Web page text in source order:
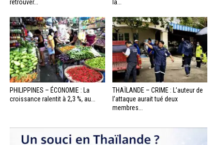
retrouver...
la...
PHILIPPINES – ÉCONOMIE : La
croissance ralentit à 2,3 %, au...
THAÏLANDE – CRIME : L’auteur de
l’attaque aurait tué deux
membres...